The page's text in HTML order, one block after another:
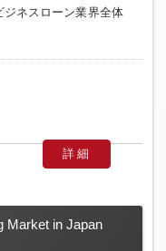
ネスローン業界全体
詳細
Market in Japan